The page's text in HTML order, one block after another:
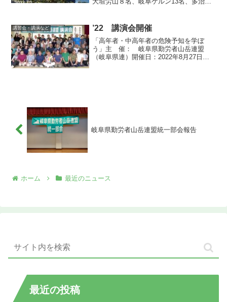
（救助隊員27名）岐阜県連救助隊搬出訓
練が、梅雨...
講習会・講演など ’22 講演会開催
「高年者・中高年者の危険予知を学ぼ
う」主 催： 岐阜県勤労者山岳連盟
（岐阜県連）開催日：2022年8月27日
岐阜県勤労者山岳連盟統一部会報告
ホーム 最近のニュース
最近の投稿